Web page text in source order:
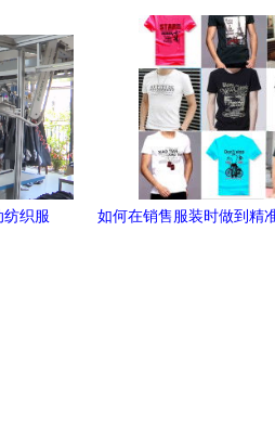
纺织服
如何在销售服装时做到精